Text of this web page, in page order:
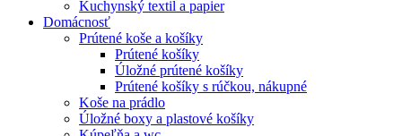
Kuchynský textil a papier
Domácnosť
Prútené koše a košíky
Prútené košíky
Úložné prútené košíky
Prútené košíky s rúčkou, nákupné
Koše na prádlo
Úložné boxy a plastové košíky